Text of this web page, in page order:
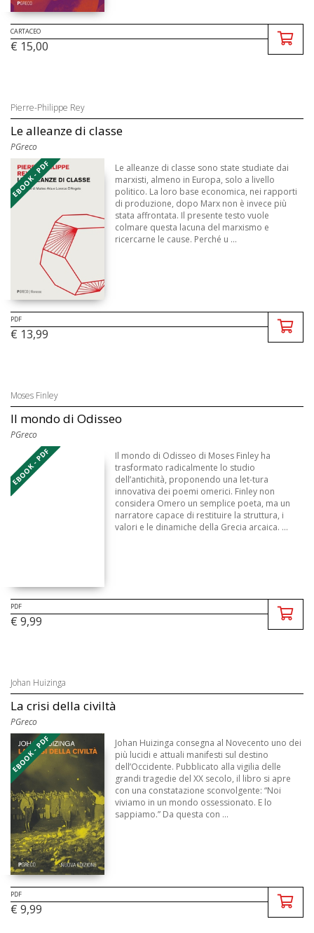
CARTACEO
€ 15,00
Pierre-Philippe Rey
Le alleanze di classe
PGreco
EBOOK - PDF
Le alleanze di classe sono state studiate dai
marxisti, almeno in Europa, solo a livello
politico. La loro base economica, nei rapporti
di produzione, dopo Marx non è invece più
stata affrontata. Il presente testo vuole
colmare questa lacuna del marxismo e
ricercarne le cause. Perché u ...
PDF
€ 13,99
Moses Finley
Il mondo di Odisseo
PGreco
EBOOK - PDF
Il mondo di Odisseo di Moses Finley ha
trasformato radicalmente lo studio
dell’antichità, proponendo una let-tura
innovativa dei poemi omerici. Finley non
considera Omero un semplice poeta, ma un
narratore capace di restituire la struttura, i
valori e le dinamiche della Grecia arcaica. ...
PDF
€ 9,99
Johan Huizinga
La crisi della civiltà
PGreco
EBOOK - PDF
Johan Huizinga consegna al Novecento uno dei
più lucidi e attuali manifesti sul destino
dell’Occidente. Pubblicato alla vigilia delle
grandi tragedie del XX secolo, il libro si apre
con una constatazione sconvolgente: “Noi
viviamo in un mondo ossessionato. E lo
sappiamo.” Da questa con ...
PDF
€ 9,99